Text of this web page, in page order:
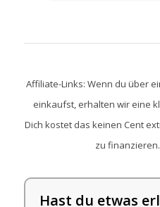
Affiliate-Links: Wenn du über
einkaufst, erhalten wir eine
Dich kostet das keinen Cent
zu
Hast du etwas